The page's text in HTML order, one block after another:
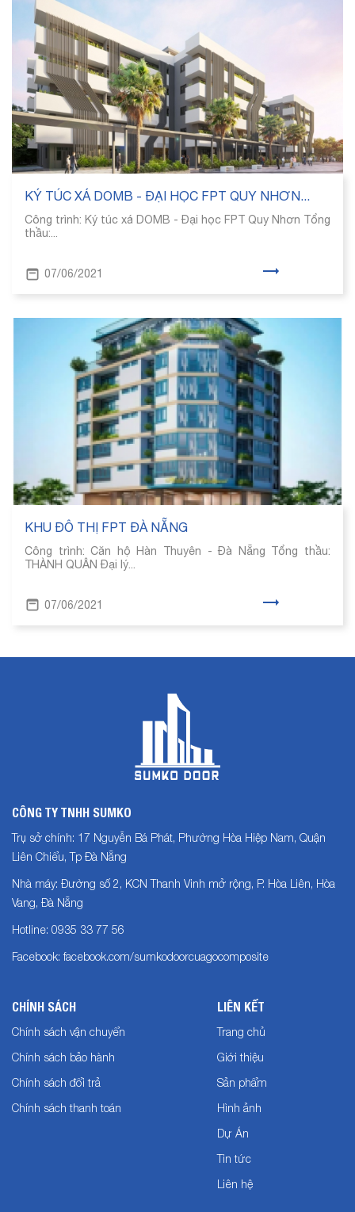
KÝ TÚC XÁ DOMB - ĐẠI HỌC FPT QUY NHƠN...
Công trình: Ký túc xá DOMB - Đại học FPT Quy Nhơn Tổng
thầu:...
07/06/2021
KHU ĐÔ THỊ FPT ĐÀ NẴNG
Công trình: Căn hộ Hàn Thuyên - Đà Nẵng Tổng thầu:
THÀNH QUÂN Đại lý...
07/06/2021
CÔNG TY TNHH SUMKO
Trụ sở chính: 17 Nguyễn Bá Phát, Phường Hòa Hiệp Nam, Quận
Liên Chiểu, Tp Đà Nẵng
Nhà máy: Đường số 2, KCN Thanh Vinh mở rộng, P. Hòa Liên, Hòa
Vang, Đà Nẵng
Hotline: 0935 33 77 56
Facebook: facebook.com/sumkodoorcuagocomposite
CHÍNH SÁCH
Chính sách vận chuyển
Chính sách bảo hành
Chính sách đổi trả
Chính sách thanh toán
LIÊN KẾT
Trang chủ
Giới thiệu
Sản phẩm
Hình ảnh
Dự Án
Tin tức
Liên hệ